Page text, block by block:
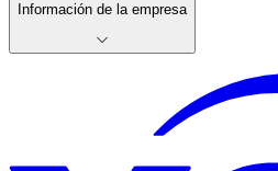
Información de la empresa